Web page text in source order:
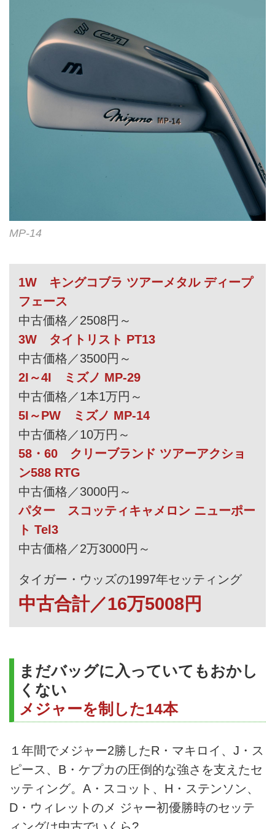
MP-14
1W キングコブラ ツアーメタル ディープ
フェース
中古価格／2508円～
3W タイトリスト PT13
中古価格／3500円～
2I～4I ミズノ MP-29
中古価格／1本1万円～
5I～PW ミズノ MP-14
中古価格／10万円～
58・60 クリーブランド ツアーアクショ
ン588 RTG
中古価格／3000円～
パター スコッティキャメロン ニューポー
ト Tel3
中古価格／2万3000円～
タイガー・ウッズの1997年セッティング
中古合計／16万5008円
まだバッグに入っていてもおかし
くない
メジャーを制した14本
１年間でメジャー2勝したR・マキロイ、J・ス
ピース、B・ケプカの圧倒的な強さを支えたセ
ッティング。A・スコット、H・ステンソン、
D・ウィレットのメ ジャー初優勝時のセッテ